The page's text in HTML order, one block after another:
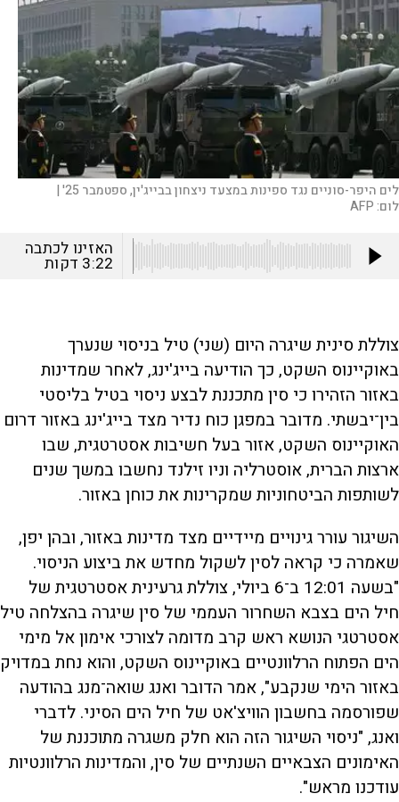
היפר-סוניים נגד ספינות במצעד ניצחון בבייג'ין, ספטמבר 25' |
AFP
האזינו לכתבה
3:22 דקות
צוללת סינית שיגרה היום (שני) טיל בניסוי שנערך
באוקיינוס השקט, כך הודיעה בייג'ינג, לאחר שמדינות
באזור הזהירו כי סין מתכננת לבצע ניסוי בטיל בליסטי
בין־יבשתי. מדובר במפגן כוח נדיר מצד בייג'ינג באזור דרום
האוקיינוס השקט, אזור בעל חשיבות אסטרטגית, שבו
ארצות הברית, אוסטרליה וניו זילנד נחשבו במשך שנים
לשותפות הביטחוניות שמקרינות את כוחן באזור.
השיגור עורר גינויים מיידיים מצד מדינות באזור, ובהן יפן,
שאמרה כי קראה לסין לשקול מחדש את ביצוע הניסוי.
"בשעה 12:01 ב־6 ביולי, צוללת גרעינית אסטרטגית של
חיל הים בצבא השחרור העממי של סין שיגרה בהצלחה טיל
אסטרטגי הנושא ראש קרב מדומה לצורכי אימון אל מימי
הים הפתוח הרלוונטיים באוקיינוס השקט, והוא נחת במדויק
באזור הימי שנקבע", אמר הדובר ואנג שואה־מנג בהודעה
שפורסמה בחשבון הוויצ'אט של חיל הים הסיני. לדברי
ואנג, "ניסוי השיגור הזה הוא חלק משגרה מתוכננת של
האימונים הצבאיים השנתיים של סין, והמדינות הרלוונטיות
עודכנו מראש".